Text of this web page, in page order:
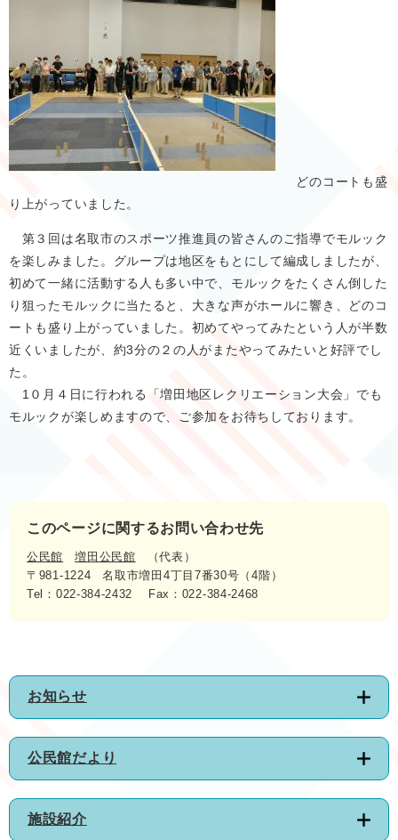
どのコートも盛
り上がっていました。
第３回は名取市のスポーツ推進員の皆さんのご指導でモルック
を楽しみました。グループは地区をもとにして編成しましたが、
初めて一緒に活動する人も多い中で、モルックをたくさん倒した
り狙ったモルックに当たると、大きな声がホールに響き、どのコ
ートも盛り上がっていました。初めてやってみたという人が半数
近くいましたが、約3分の２の人がまたやってみたいと好評でし
た。
1０月４日に行われる「増田地区レクリエーション大会」でも
モルックが楽しめますので、ご参加をお待ちしております。
このページに関するお問い合わせ先
公民館 増田公民館
代表
〒981-1224
名取市増田4丁目7番30号（4階）
Tel：022-384-2432
Fax：022-384-2468
お知らせ
公民館だより
施設紹介